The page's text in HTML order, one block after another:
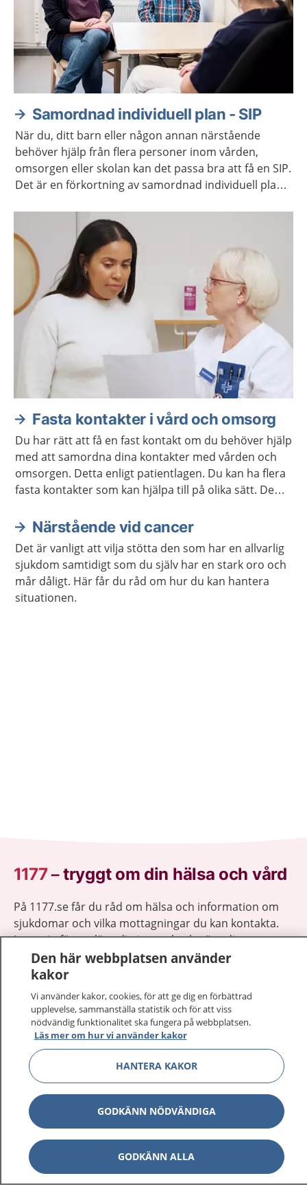
Samordnad individuell plan - SIP
När du, ditt barn eller någon annan närstående
behöver hjälp från flera personer inom vården,
omsorgen eller skolan kan det passa bra att få en SIP.
Det är en förkortning av samordnad individuell plan.
Fasta kontakter i vård och omsorg
Du har rätt att få en fast kontakt om du behöver hjälp
med att samordna dina kontakter med vården och
omsorgen. Detta enligt patientlagen. Du kan ha flera
fasta kontakter som kan hjälpa till på olika sätt. De
vård och omsorg.
Närstående vid cancer
Det är vanligt att vilja stötta den som har en allvarlig
sjukdom samtidigt som du själv har en stark oro och
mår dåligt. Här får du råd om hur du kan hantera
situationen.
1177–tryggt om din hälsa och vård
På 1177.se får du råd om hälsa och information om
sjukdomar och vilka mottagningar du kan kontakta.
Logga in för att läsa din journal och göra dina
vårdärenden. Ring telefonnummer 1177 för
sjukvårdsrådgivning dygnet runt.
1177 ger dig råd när du vill må bättre.
1177 på flera språk Visa
Om 1177 Visa
Kontakt Visa
Den här webbplatsen använder
kakor
Vi använder kakor, cookies, för att ge dig en förbättrad
upplevelse, sammanställa statistik och för att viss
nödvändig funktionalitet ska fungera på webbplatsen.
Läs mer om hur vi använder kakor
HANTERA KAKOR
GODKÄNN NÖDVÄNDIGA
GODKÄNN ALLA